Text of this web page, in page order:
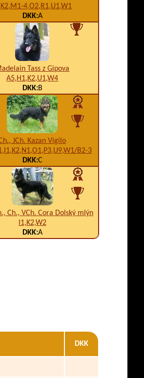
4,O2,R1,U1,W1
DKK:A
Tass z Gipova
A5,H1,K2,U1,W4
DKK:B
JCh. Kazan Vigilo
B2-3
DKK:C
Ch., VCh. Cora Dolský mlýn
I1,K2,W2
DKK:A
DKK